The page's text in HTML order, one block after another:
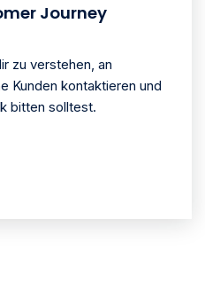
Journey
zu verstehen, an
Kunden kontaktieren und
bitten solltest.